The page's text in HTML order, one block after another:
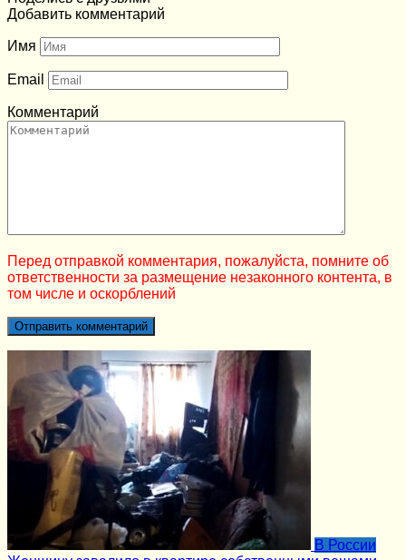
Добавить комментарий
Имя
Email
Комментарий
Перед отправкой комментария, пожалуйста, помните об
ответственности за размещение незаконного контента, в
том числе и оскорблений
В России